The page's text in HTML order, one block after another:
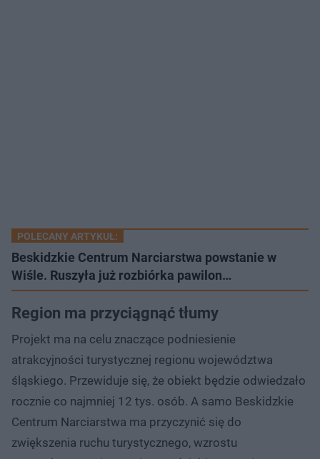
POLECANY ARTYKUŁ:
Beskidzkie Centrum Narciarstwa powstanie w
Wiśle. Ruszyła już rozbiórka pawilon…
Region ma przyciągnąć tłumy
Projekt ma na celu znaczące podniesienie
atrakcyjności turystycznej regionu województwa
śląskiego. Przewiduje się, że obiekt będzie odwiedzało
rocznie co najmniej 12 tys. osób. A samo Beskidzkie
Centrum Narciarstwa ma przyczynić się do
zwiększenia ruchu turystycznego, wzrostu